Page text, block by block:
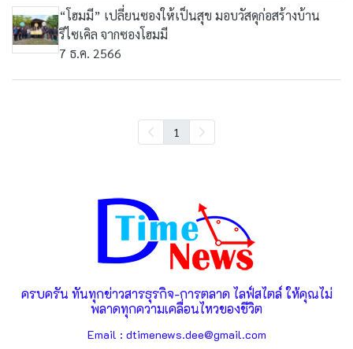
“โฮมมี” เปลี่ยนซองให้เป็นสุข มอบวัสดุก่อสร้างบ้าน
รีไซเคิล จากซองโฮมมี
7 ธ.ค. 2566
1
ครบครัน ทันทุกข่าวสารธุรกิจ-การตลาด ไลฟ์สไตล์ ให้คุณไม่
พลาดทุกความเคลื่อนไหวของชีวิต
Email : dtimenews.dee@gmail.com